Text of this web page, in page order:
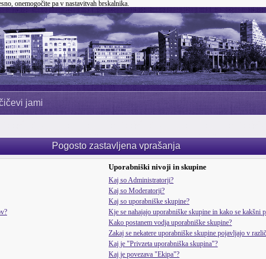
onemogočite pa v nastavitvah brskalnika.
jami
Pogosto zastavljena vprašanja
Uporabniški nivoji in skupine
Kaj so Administratorji?
Kaj so Moderatorji?
Kaj so uporabniške skupine?
Kje se nahajajo uporabniške skupine in kako se kakšni
Kako postanem vodja uporabniške skupine?
Zakaj se nekatere uporabniške skupine pojavljajo v
Kaj je "Privzeta uporabniška skupina"?
Kaj je povezava "Ekipa"?